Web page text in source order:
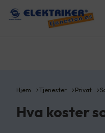
Hjem Tjenester Privat
Hva koster